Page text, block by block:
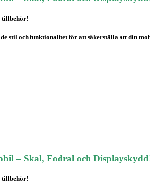
tillbehör!
stil och funktionalitet för att säkerställa att din
– Skal, Fodral och
tillbehör!